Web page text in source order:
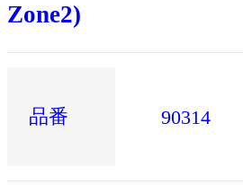
Zone2)
品番 90314